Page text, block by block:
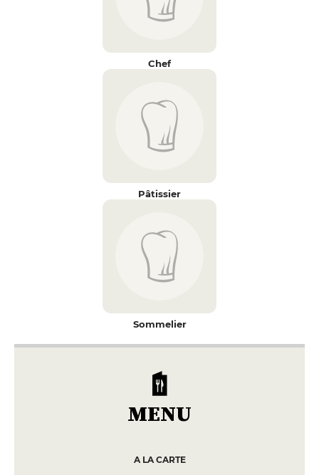
Chef
Pâtissier
Sommelier
MENU
A LA CARTE